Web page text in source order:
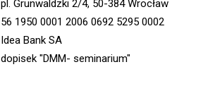
pl. Grunwaldzki 2/4, 50-384 Wrocław
56 1950 0001 2006 0692 5295 0002
Idea Bank SA
dopisek "DMM- seminarium"